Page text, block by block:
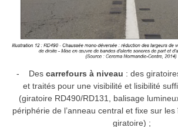
- Des carrefours à niveau : des
et traités pour une visibilité et lisibilité
(giratoire RD490/RD131, balisage
périphérie de l’anneau central et fixe sur
giratoire) ;